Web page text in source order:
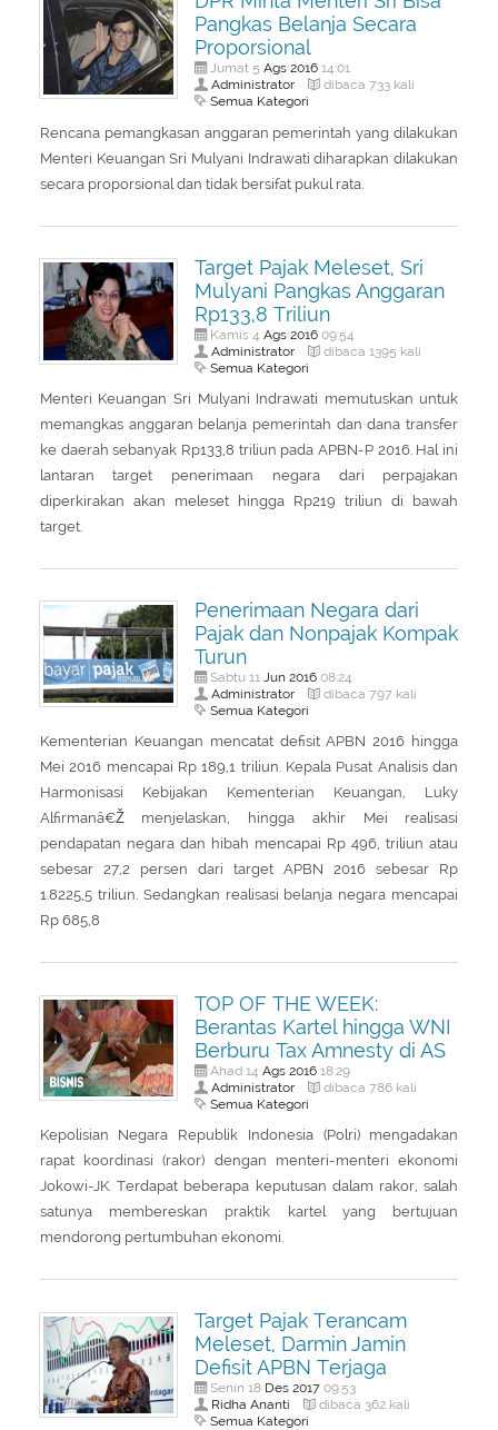
Pangkas Belanja Secara
Proporsional
Jumat 5 Ags 201614:01
Administrator dibaca 733 kali
Semua Kategori
Rencana pemangkasan anggaran pemerintah yang dilakukan
Menteri Keuangan Sri Mulyani Indrawati diharapkan dilakukan
secara proporsional dan tidak bersifat pukul rata.
Target Pajak Meleset, Sri
Mulyani Pangkas Anggaran
Rp133,8 Triliun
Kamis 4 Ags 201609:54
Administrator dibaca 1395 kali
Semua Kategori
Menteri Keuangan Sri Mulyani Indrawati memutuskan untuk
memangkas anggaran belanja pemerintah dan dana transfer
ke daerah sebanyak Rp133,8 triliun pada APBN-P 2016. Hal ini
lantaran target penerimaan negara dari perpajakan
diperkirakan akan meleset hingga Rp219 triliun di bawah
target.
Penerimaan Negara dari
Pajak dan Nonpajak Kompak
Turun
Sabtu 11 Jun 201608:24
Administrator dibaca 797 kali
Semua Kategori
Kementerian Keuangan mencatat defisit APBN 2016 hingga
Mei 2016 mencapai Rp 189,1 triliun. Kepala Pusat Analisis dan
Harmonisasi Kebijakan Kementerian Keuangan, Luky
Alfirmanâ€Ž menjelaskan, hingga akhir Mei realisasi
pendapatan negara dan hibah mencapai Rp 496, triliun atau
sebesar 27,2 persen dari target APBN 2016 sebesar Rp
1.8225,5 triliun. Sedangkan realisasi belanja negara mencapai
Rp 685,8
TOP OF THE WEEK:
Berantas Kartel hingga WNI
Berburu Tax Amnesty di AS
Ahad 14 Ags 201618:29
Administrator dibaca 786 kali
Semua Kategori
Kepolisian Negara Republik Indonesia (Polri) mengadakan
rapat koordinasi (rakor) dengan menteri-menteri ekonomi
Jokowi-JK. Terdapat beberapa keputusan dalam rakor, salah
satunya membereskan praktik kartel yang bertujuan
mendorong pertumbuhan ekonomi.
Target Pajak Terancam
Meleset, Darmin Jamin
Defisit APBN Terjaga
Senin 18 Des 201709:53
Ridha Ananti dibaca 362 kali
Semua Kategori